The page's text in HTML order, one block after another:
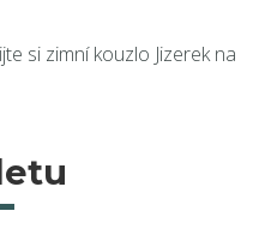
si zimní kouzlo Jizerek na